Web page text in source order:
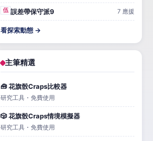
伍 誤差帶保守派9 7 應援
看探索動態 →
主筆精選
🧰 花旗骰Craps比較器
研究工具・免費使用
🎲 花旗骰Craps情境模擬器
研究工具・免費使用